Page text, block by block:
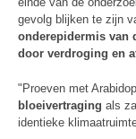
gevolg blijken te zijn
onderepidermis van
door verdroging en
"Proeven met
bloeivertraging als
identieke